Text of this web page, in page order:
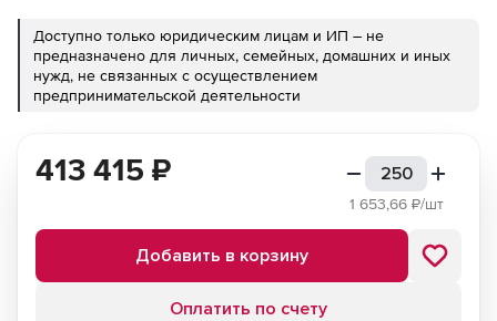
Доступно только юридическим лицам и ИП – не
предназначено для личных, семейных, домашних и иных
нужд, не связанных с осуществлением
предпринимательской деятельности
413 415 ₽
1 653,66₽/шт
Добавить в корзину
Оплатить по счету